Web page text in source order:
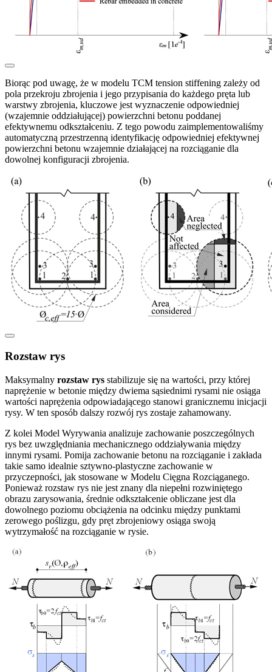
Biorąc pod uwagę, że w modelu TCM tension stiffening zależy od
pola przekroju zbrojenia i jego przypisania do każdego pręta lub
warstwy zbrojenia, kluczowe jest wyznaczenie odpowiedniej
(wzajemnie oddziałującej) powierzchni betonu poddanej
efektywnemu odkształceniu. Z tego powodu zaimplementowaliśmy
automatyczną przestrzenną identyfikację odpowiedniej efektywnej
powierzchni betonu wzajemnie działającej na rozciąganie dla
dowolnej konfiguracji zbrojenia.
Rozstaw rys
Maksymalny rozstaw rys stabilizuje się na wartości, przy której
naprężenie w betonie między dwiema sąsiednimi rysami nie osiąga
wartości naprężenia odpowiadającego stanowi granicznemu inicjacji
rysy. W ten sposób dalszy rozwój rys zostaje zahamowany.
Z kolei Model Wyrywania analizuje zachowanie poszczególnych
rys bez uwzględniania mechanicznego oddziaływania między
innymi rysami. Pomija zachowanie betonu na rozciąganie i zakłada
takie samo idealnie sztywno-plastyczne zachowanie w
przyczepności, jak stosowane w Modelu Cięgna Rozciąganego.
Ponieważ rozstaw rys nie jest znany dla niepełni rozwiniętego
obrazu zarysowania, średnie odkształcenie obliczane jest dla
dowolnego poziomu obciążenia na odcinku między punktami
zerowego poślizgu, gdy pręt zbrojeniowy osiąga swoją
wytrzymałość na rozciąganie w rysie.